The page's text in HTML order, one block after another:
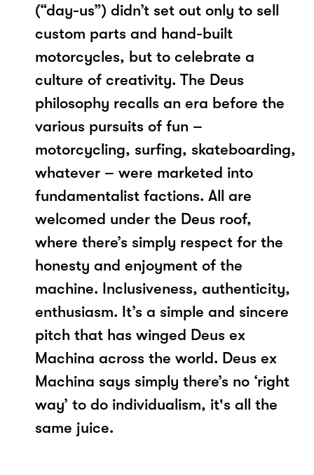
(“day-us”) didn’t set out only to sell
custom parts and hand-built
motorcycles, but to celebrate a
culture of creativity. The Deus
philosophy recalls an era before the
various pursuits of fun –
motorcycling, surfing, skateboarding,
whatever – were marketed into
fundamentalist factions. All are
welcomed under the Deus roof,
where there’s simply respect for the
honesty and enjoyment of the
machine. Inclusiveness, authenticity,
enthusiasm. It’s a simple and sincere
pitch that has winged Deus ex
Machina across the world. Deus ex
Machina says simply there’s no ‘right
way’ to do individualism, it's all the
same juice.